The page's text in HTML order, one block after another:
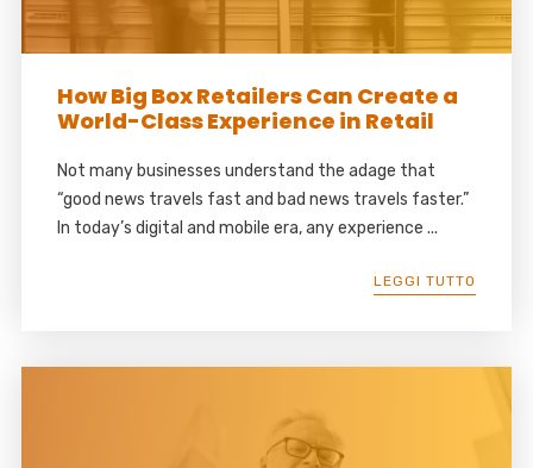
How Big Box Retailers Can Create a
World-Class Experience in Retail
Not many businesses understand the adage that
“good news travels fast and bad news travels faster.”
In today’s digital and mobile era, any experience ...
LEGGI TUTTO